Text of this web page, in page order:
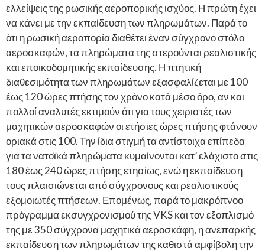
ελλείψεις της ρωσικής αεροπορικής ισχύος. Η πρώτη έχει
να κάνει με την εκπαίδευση των πληρωμάτων. Παρά το
ότι η ρωσική αεροπορία διαθέτει έναν σύγχρονο στόλο
αεροσκαφών, τα πληρώματα της στερούνται ρεαλιστικής
και εποικοδομητικής εκπαίδευσης. Η πτητική
διαθεσιμότητα των πληρωμάτων εξασφαλίζεται με 100
έως 120 ώρες πτήσης τον χρόνο κατά μέσο όρο, αν και
πολλοί αναλυτές εκτιμούν ότι για τους χειριστές των
μαχητικών αεροσκαφών οι ετήσιες ώρες πτήσης φτάνουν
οριακά στις 100. Την ίδια στιγμή τα αντίστοιχα επίπεδα
για τα νατοϊκά πληρώματα κυμαίνονται κατ’ ελάχιστο στις
180 έως 240 ώρες πτήσης ετησίως, ενώ η εκπαίδευση
τους πλαισιώνεται από σύγχρονους και ρεαλιστικούς
εξομοιωτές πτήσεων. Επομένως, παρά το μακρόπνοο
πρόγραμμα εκσυγχρονισμού της VKS και τον εξοπλισμό
της με 350 σύγχρονα μαχητικά αεροσκάφη, η ανεπαρκής
εκπαίδευση των πληρωμάτων της καθιστά αμφίβολη την